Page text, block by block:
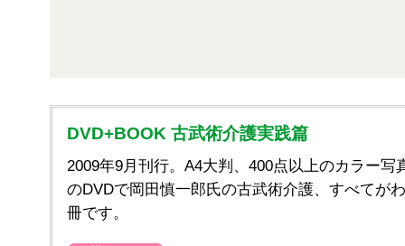
DVD+BOOK 古武術介護実践篇
2009年9月刊行。A4大判、400点以上のカラー写
のDVDで岡田慎一郎氏の古武術介護、すべてが
冊です。